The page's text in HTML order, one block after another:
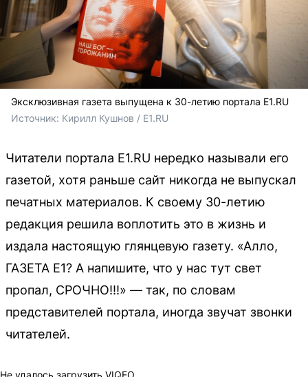
Эксклюзивная газета выпущена к 30-летию портала E1.RU
Источник: Кирилл Кушнов / E1.RU
Читатели портала E1.RU нередко называли его
газетой, хотя раньше сайт никогда не выпускал
печатных материалов. К своему 30-летию
редакция решила воплотить это в жизнь и
издала настоящую глянцевую газету. «Алло,
ГАЗЕТА Е1? А напишите, что у нас тут свет
пропал, СРОЧНО!!!» — так, по словам
представителей портала, иногда звучат звонки
читателей.
Не удалось загрузить VIQEO